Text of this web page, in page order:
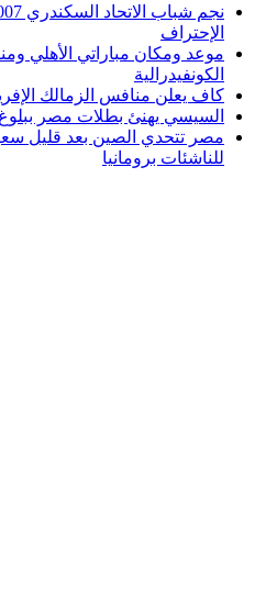
الإحتراف
موعد ومكان مباراتي الأهلي
الكونفيدرالية
كاف يعلن منافس الزمالك
السيسي يهنئ بطلات مصر
مصر تتحدي الصين بعد قليل
للناشئات برومانيا